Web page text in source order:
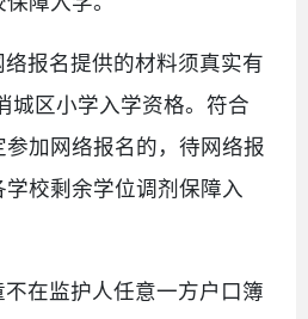
络报名提供的材料须真实有
城区小学入学资格。符合
加网络报名的，待网络报
校剩余学位调剂保障入
不在监护人任意一方户口簿